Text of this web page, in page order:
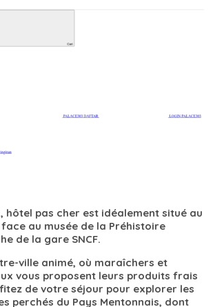
hôtel pas cher est idéalement situé au
au musée de la Préhistoire
de la gare SNCF.
ville animé, où maraîchers et
vous proposent leurs produits frais
de votre séjour pour explorer les
perchés du Pays Mentonnais, dont